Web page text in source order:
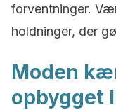
forventninger.
holdninger, der
Moden
opbygget